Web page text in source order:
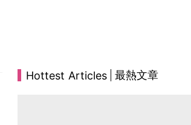
Hottest Articles 最熱文章